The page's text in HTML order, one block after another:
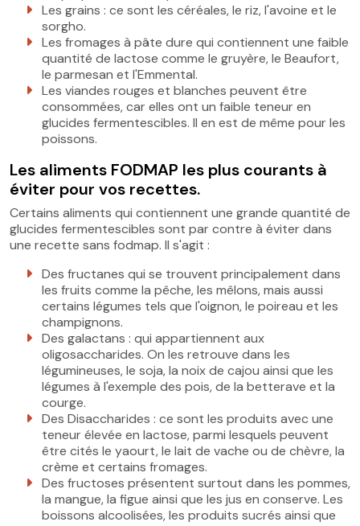
Les grains : ce sont les céréales, le riz, l'avoine et le
sorgho.
Les fromages à pâte dure qui contiennent une faible
quantité de lactose comme le gruyère, le Beaufort,
le parmesan et l'Emmental.
Les viandes rouges et blanches peuvent être
consommées, car elles ont un faible teneur en
glucides fermentescibles. Il en est de même pour les
poissons.
Les aliments FODMAP les plus courants à
éviter pour vos recettes.
Certains aliments qui contiennent une grande quantité de
glucides fermentescibles sont par contre à éviter dans
une recette sans fodmap. Il s'agit :
Des fructanes qui se trouvent principalement dans
les fruits comme la pêche, les mêlons, mais aussi
certains légumes tels que l'oignon, le poireau et les
champignons.
Des galactans : qui appartiennent aux
oligosaccharides. On les retrouve dans les
légumineuses, le soja, la noix de cajou ainsi que les
légumes à l'exemple des pois, de la betterave et la
courge.
Des Disaccharides : ce sont les produits avec une
teneur élevée en lactose, parmi lesquels peuvent
être cités le yaourt, le lait de vache ou de chèvre, la
crème et certains fromages.
Des fructoses présentent surtout dans les pommes,
la mangue, la figue ainsi que les jus en conserve. Les
boissons alcoolisées, les produits sucrés ainsi que